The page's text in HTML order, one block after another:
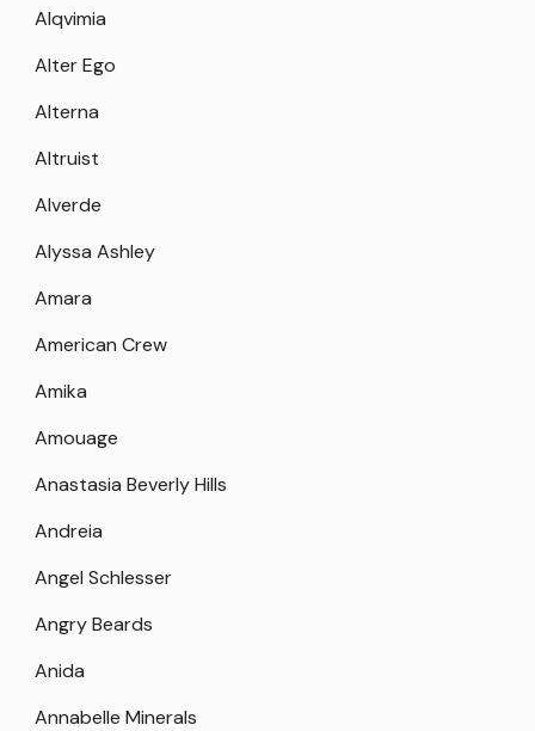
Alqvimia
Alter Ego
Alterna
Altruist
Alverde
Alyssa Ashley
Amara
American Crew
Amika
Amouage
Anastasia Beverly Hills
Andreia
Angel Schlesser
Angry Beards
Anida
Annabelle Minerals